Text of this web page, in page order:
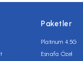
Paketler
Platinum 4.5G
Esnafa Özel